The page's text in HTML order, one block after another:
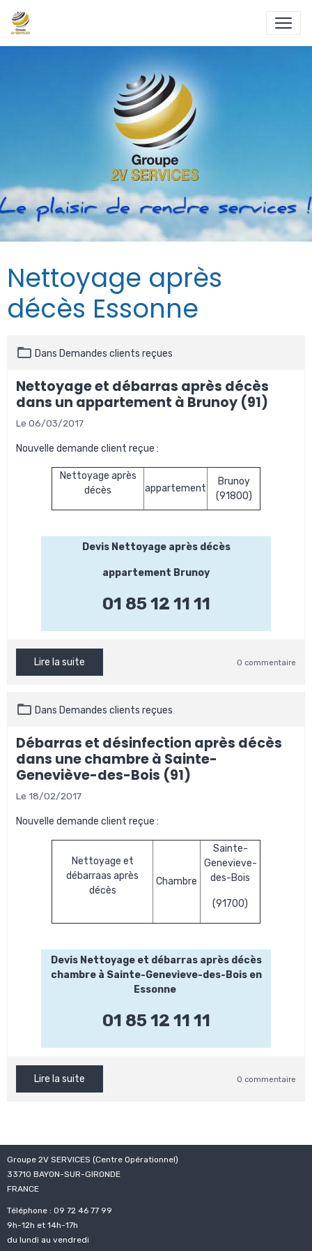
Nettoyage après
décès Essonne
Dans Demandes clients reçues
Nettoyage et débarras après décès
dans un appartement à Brunoy (91)
Le 06/03/2017
Nouvelle demande client reçue :
Nettoyage après
décès
appartement
Brunoy
(91800)
Devis Nettoyage après décès
appartement Brunoy
01 85 12 11 11
Lire la suite 0 commentaire
Dans Demandes clients reçues
Débarras et désinfection après décès
dans une chambre à Sainte-
Geneviève-des-Bois (91)
Le 18/02/2017
Nouvelle demande client reçue :
Nettoyage et
débarraas après
décès
Chambre
Sainte-
Genevieve-
des-Bois
(91700)
Devis Nettoyage et débarras après décès
chambre à Sainte-Genevieve-des-Bois en
Essonne
01 85 12 11 11
Lire la suite 0 commentaire
Groupe 2V SERVICES (Centre Opérationnel)
33710 BAYON-SUR-GIRONDE
FRANCE
Téléphone : 09 72 46 77 99
9h-12h et 14h-17h
du lundi au vendredi